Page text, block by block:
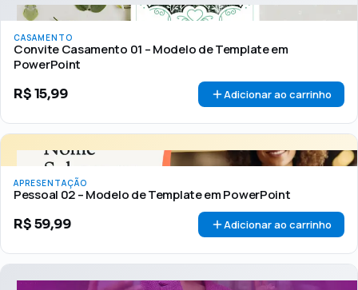
CASAMENTO
Convite Casamento 01 – Modelo de Template em
PowerPoint
R$15,99 Adicionar ao carrinho
APRESENTAÇÃO
Pessoal 02 – Modelo de Template em PowerPoint
R$59,99 Adicionar ao carrinho